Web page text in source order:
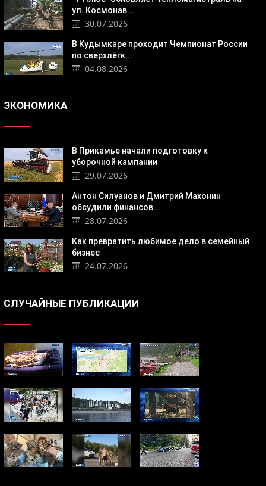
ул. Космонав...
30.07.2026
В Кудымкаре проходит Чемпионат России
по сверхлёгк...
04.08.2026
ЭКОНОМИКА
В Прикамье начали подготовку к
уборочной кампании
29.07.2026
Антон Силуанов и Дмитрий Махонин
обсудили финансов...
28.07.2026
Как превратить любимое дело в семейный
бизнес
24.07.2026
СЛУЧАЙНЫЕ ПУБЛИКАЦИИ